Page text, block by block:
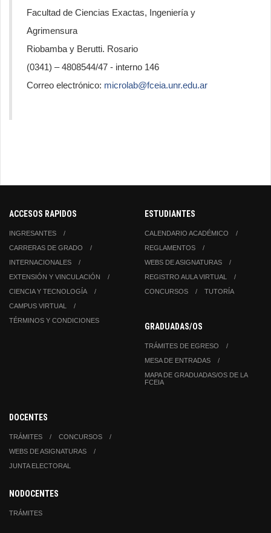
Facultad de Ciencias Exactas, Ingeniería y
Agrimensura
Riobamba y Berutti. Rosario
(0341) – 4808544/47 - interno 146
Correo electrónico: microlab@fceia.unr.edu.ar
ACCESOS RAPIDOS
INGRESANTES
CARRERAS DE GRADO
INTERNACIONALES
EXTENSIÓN Y VINCULACIÓN
CIENCIA Y TECNOLOGÍA
CAMPUS VIRTUAL
TÉRMINOS Y CONDICIONES
ESTUDIANTES
CALENDARIO ACADÉMICO
REGLAMENTOS
WEBS DE ASIGNATURAS
REGISTRO AULA VIRTUAL
CONCURSOS
TUTORÍA
GRADUADAS/OS
TRÁMITES DE EGRESO
MESA DE ENTRADAS
MAPA DE GRADUADAS/OS DE LA
FCEIA
DOCENTES
TRÁMITES
CONCURSOS
WEBS DE ASIGNATURAS
JUNTA ELECTORAL
NODOCENTES
TRÁMITES